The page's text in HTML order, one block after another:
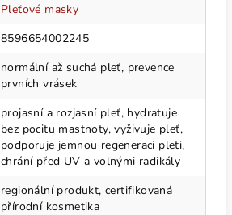
Pleťové masky
8596654002245
normální až suchá pleť, prevence
prvních vrásek
projasní a rozjasní pleť, hydratuje
bez pocitu mastnoty, vyživuje pleť,
podporuje jemnou regeneraci pleti,
chrání před UV a volnými radikály
regionální produkt, certifikovaná
přírodní kosmetika